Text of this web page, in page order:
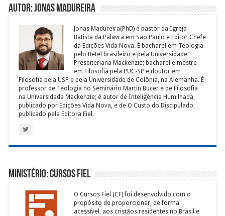
Autor: Jonas Madureira
Jonas Madureira(PhD) é pastor da Igreja
Batista da Palavra em São Paulo e Editor Chefe
da Edições Vida Nova. É bacharel em Teologia
pelo Betel brasileiro e pela Universidade
Presbiteriana Mackenzie; bacharel e mestre
em Filosofia pela PUC-SP e doutor em
Filosofia pela USP e pela Universidade de Colônia, na Alemanha. É
professor de Teologia no Seminário Martin Bucer e de Filosofia
na Universidade Mackenzie; é autor de Inteligência Humilhada,
publicado por Edições Vida Nova, e de O Custo do Discipulado,
publicado pela Editora Fiel.
Ministério: Cursos Fiel
O Cursos Fiel (CF) foi desenvolvido com o
propósito de proporcionar, de forma
acessível, aos cristãos residentes no Brasil e